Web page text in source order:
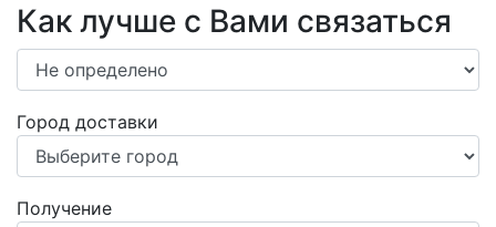
Как лучше с Вами связаться
Город доставки
Получение